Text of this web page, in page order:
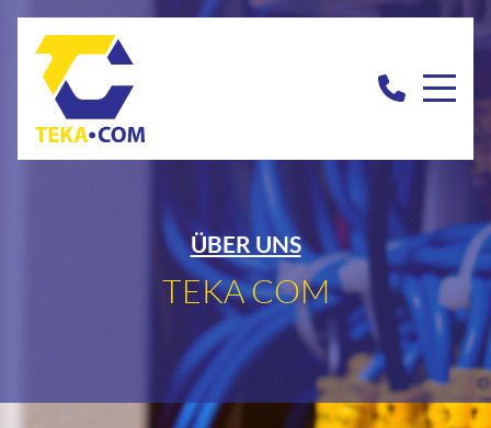
ÜBER UNS
TEKA COM